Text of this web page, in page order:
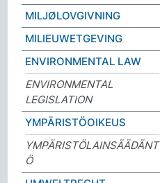
MILJØLOVGIVNING
MILIEUWETGEVING
ENVIRONMENTAL LAW
ENVIRONMENTAL
LEGISLATION
YMPÄRISTÖOIKEUS
YMPÄRISTÖLAINSÄÄDÄNT
Ö